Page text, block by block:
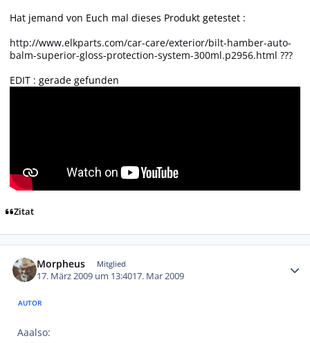
Hat jemand von Euch mal dieses Produkt getestet :
http://www.elkparts.com/car-care/exterior/bilt-hamber-auto-
balm-superior-gloss-protection-system-300ml.p2956.html ???
EDIT : gerade gefunden
Zitat
Morpheus Mitglied
17. März 2009 um 13:4017. Mar 2009
AUTOR
Aaalso: